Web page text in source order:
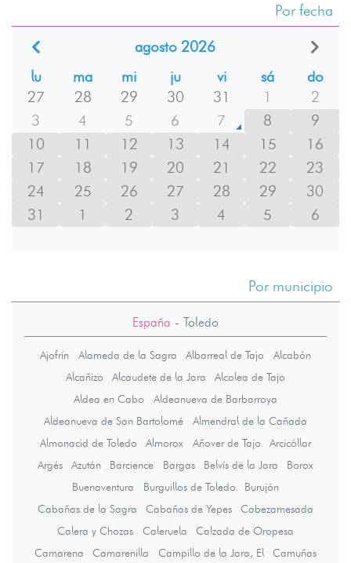
Por fecha
agosto 2026
lu
ma mi ju vi sá
do
27
28 29 30 31 1
2
3
4 5 6 7 8
9
10
11 12 13 14 15
16
17
18 19 20 21 22
23
24
25 26 27 28 29
30
31
1 2 3 4 5 6
Por municipio
España - Toledo
Ajofrín Alameda de la Sagra Albarreal de Tajo
Alcabón
Alcañizo
Alcaudete de la Jara
Alcolea de Tajo
Aldea en Cabo
Aldeanueva de Barbarroya
Aldeanueva de San Bartolomé
Almendral de la Cañada
Almonacid de Toledo
Almorox Añover de Tajo
Arcicóllar
Argés
Azután Barcience Bargas Belvís de la Jara
Borox
Buenaventura
Burguillos de Toledo
Burujón
Cabañas de la Sagra
Cabañas de Yepes
Cabezamesada
Calera y Chozas
Caleruela
Calzada de Oropesa
Camarena
Camarenilla Campillo de la Jara, El
Camuñas